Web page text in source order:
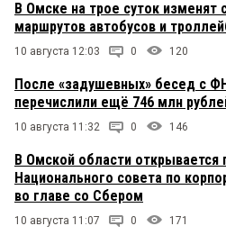
В Омске на трое суток изменят
маршрутов автобусов и
10 августа 12:03 0 120
После «задушевных» бесед с
перечислили ещё 746 млн
10 августа 11:32 0 146
В Омской области открывается
Национального совета по
во главе со Сбером
10 августа 11:07 0 171